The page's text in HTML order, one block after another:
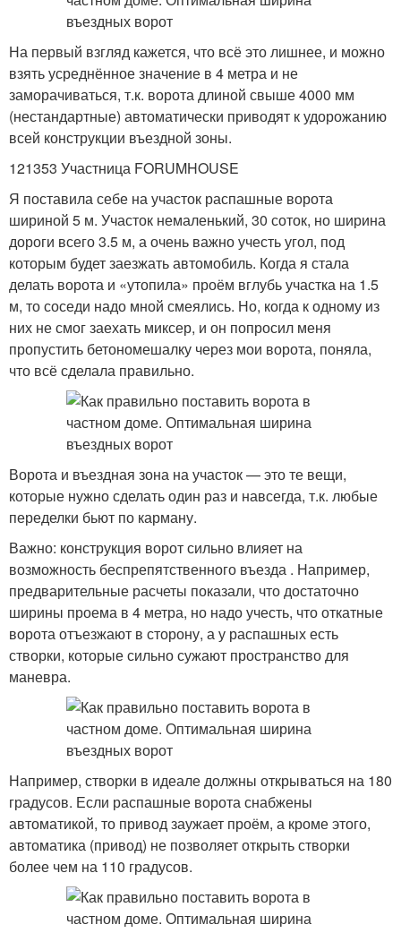
На первый взгляд кажется, что всё это лишнее, и можно
взять усреднённое значение в 4 метра и не
заморачиваться, т.к. ворота длиной свыше 4000 мм
(нестандартные) автоматически приводят к удорожанию
всей конструкции въездной зоны.
121353 Участница FORUMHOUSE
Я поставила себе на участок распашные ворота
шириной 5 м. Участок немаленький, 30 соток, но ширина
дороги всего 3.5 м, а очень важно учесть угол, под
которым будет заезжать автомобиль. Когда я стала
делать ворота и «утопила» проём вглубь участка на 1.5
м, то соседи надо мной смеялись. Но, когда к одному из
них не смог заехать миксер, и он попросил меня
пропустить бетономешалку через мои ворота, поняла,
что всё сделала правильно.
Ворота и въездная зона на участок — это те вещи,
которые нужно сделать один раз и навсегда, т.к. любые
переделки бьют по карману.
Важно: конструкция ворот сильно влияет на
возможность беспрепятственного въезда . Например,
предварительные расчеты показали, что достаточно
ширины проема в 4 метра, но надо учесть, что откатные
ворота отъезжают в сторону, а у распашных есть
створки, которые сильно сужают пространство для
маневра.
Например, створки в идеале должны открываться на 180
градусов. Если распашные ворота снабжены
автоматикой, то привод заужает проём, а кроме этого,
автоматика (привод) не позволяет открыть створки
более чем на 110 градусов.